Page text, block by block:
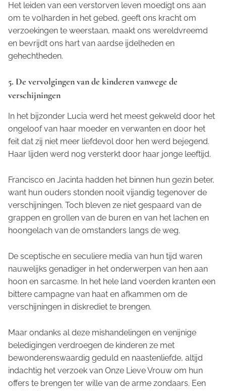
Het leiden van een verstorven leven moedigt ons aan
om te volharden in het gebed, geeft ons kracht om
verzoekingen te weerstaan, maakt ons wereldvreemd
en bevrijdt ons hart van aardse ijdelheden en
gehechtheden.
5. De vervolgingen van de kinderen vanwege de
verschijningen
In het bijzonder Lucia werd het meest gekweld door het
ongeloof van haar moeder en verwanten en door het
feit dat zij niet meer liefdevol door hen werd bejegend.
Haar lijden werd nog versterkt door haar jonge leeftijd.
Francisco en Jacinta hadden het binnen hun gezin beter,
want hun ouders stonden nooit vijandig tegenover de
verschijningen. Toch bleven ze niet gespaard van de
grappen en grollen van de buren en van het lachen en
hoongelach van de omstanders langs de weg.
De sceptische en seculiere media van hun tijd waren
nauwelijks genadiger in het onderwerpen van hen aan
hoon en sarcasme. In het hele land voerden kranten een
bittere campagne van haat en afkammen om de
verschijningen in diskrediet te brengen.
Maar ondanks al deze mishandelingen en venijnige
beledigingen verdroegen de kinderen ze met
bewonderenswaardig geduld en naastenliefde, altijd
indachtig het verzoek van Onze Lieve Vrouw om hun
offers te brengen ter wille van de arme zondaars. Een